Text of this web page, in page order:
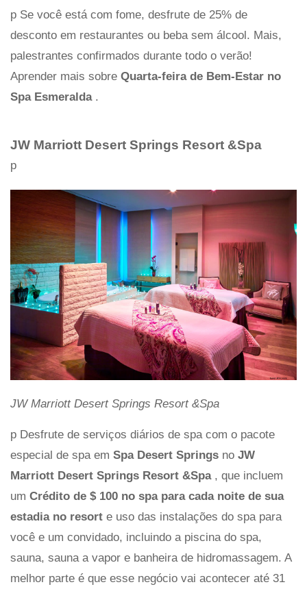
p Se você está com fome, desfrute de 25% de
desconto em restaurantes ou beba sem álcool. Mais,
palestrantes confirmados durante todo o verão!
Aprender mais sobre Quarta-feira de Bem-Estar no
Spa Esmeralda .
JW Marriott Desert Springs Resort &Spa
p
JW Marriott Desert Springs Resort &Spa
p Desfrute de serviços diários de spa com o pacote
especial de spa em Spa Desert Springs no JW
Marriott Desert Springs Resort &Spa , que incluem
um Crédito de $ 100 no spa para cada noite de sua
estadia no resort e uso das instalações do spa para
você e um convidado, incluindo a piscina do spa,
sauna, sauna a vapor e banheira de hidromassagem. A
melhor parte é que esse negócio vai acontecer até 31